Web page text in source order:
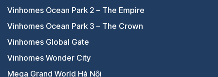
Vinhomes Ocean Park 2 – The Empire
Vinhomes Ocean Park 3 – The Crown
Vinhomes Global Gate
Vinhomes Wonder City
Mega Grand World Hà Nội